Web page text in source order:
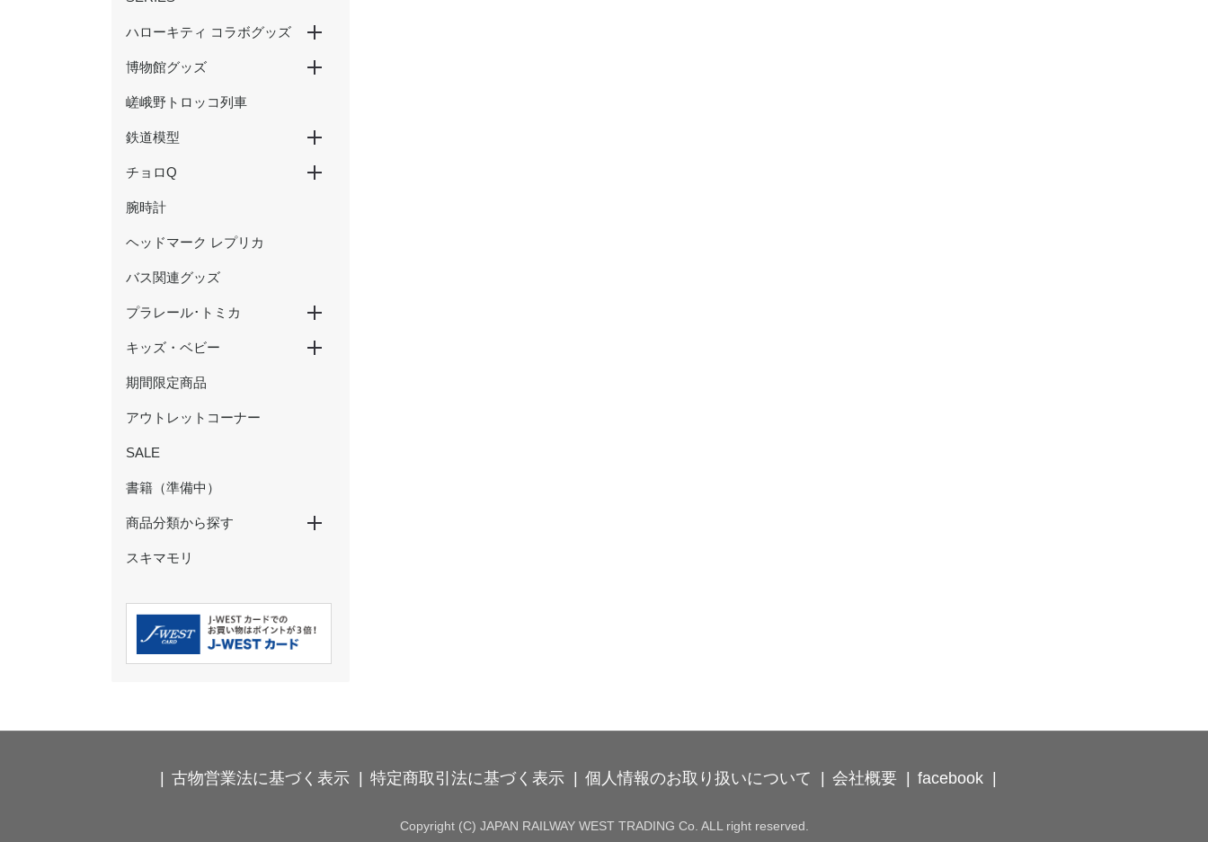
ハローキティ コラボグッズ
ハローキティ新幹線
ハローキティ×大阪環状線
ハローキティ はるか
博物館グッズ
京都鉄道博物館グッズ
ウメテツグッズ
津山まなびの鉄道館グッズ
嵯峨野トロッコ列車
鉄道模型
Nゲージ
HOゲージ
チョロQ
新幹線
在来線・特急
SL・蒸気機関車
腕時計
ヘッドマーク レプリカ
バス関連グッズ
プラレール･トミカ
プラレール
トミカ
キッズ・ベビー
おもちゃ
期間限定商品
アウトレットコーナー
SALE
書籍（準備中）
商品分類から探す
特大パネル
玩具・ぬいぐるみ
ペン・鉛筆
ノート・メモ・ふせん
クリアファイル・下敷き
マスキングテープ
シール・ステッカー
ポストカード・ぽち袋
その他の文具
ストラップ・キーホルダー
カードケース・パスケース
食器・コップ
弁当箱・タンブラー・ボトル
箸・箸置き・コースター
ハンカチ・タオル
Ｔシャツ・靴下
バッグ・巾着・ポーチ
時計･インテリア･クッション
スキマモリ
古物営業法に基づく表示 特定商取引法に基づく表示 個人情報のお取り扱いについて 会社概要 facebook
Copyright (C) JAPAN RAILWAY WEST TRADING Co. ALL right reserved.